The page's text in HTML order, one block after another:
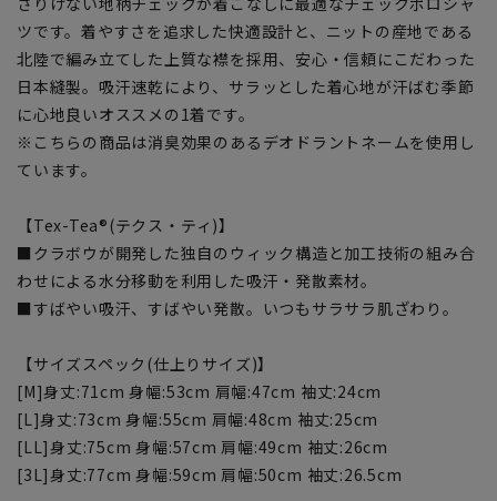
ツです。着やすさを追求した快適設計と、ニットの産地である
北陸で編み立てした上質な襟を採用、安心・信頼にこだわった
日本縫製。吸汗速乾により、サラッとした着心地が汗ばむ季節
に心地良いオススメの1着です。
※こちらの商品は消臭効果のあるデオドラントネームを使用し
ています。
【Tex-Tea®(テクス・ティ)】
■クラボウが開発した独自のウィック構造と加工技術の組み合
わせによる水分移動を利用した吸汗・発散素材。
■すばやい吸汗、すばやい発散。いつもサラサラ肌ざわり。
【サイズスペック(仕上りサイズ)】
[M]身丈:71cm 身幅:53cm 肩幅:47cm 袖丈:24cm
[L]身丈:73cm 身幅:55cm 肩幅:48cm 袖丈:25cm
[LL]身丈:75cm 身幅:57cm 肩幅:49cm 袖丈:26cm
[3L]身丈:77cm 身幅:59cm 肩幅:50cm 袖丈:26.5cm